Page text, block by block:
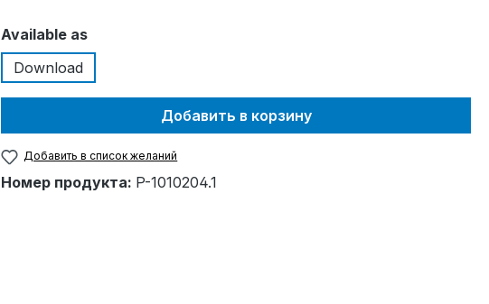
Выберите
Available as
Download
Добавить в корзину
Добавить в список желаний
Номер продукта: P-1010204.1